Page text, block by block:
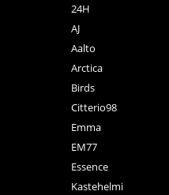
24H
AJ
Aalto
Arctica
Birds
Citterio98
Emma
EM77
Essence
Kastehelmi